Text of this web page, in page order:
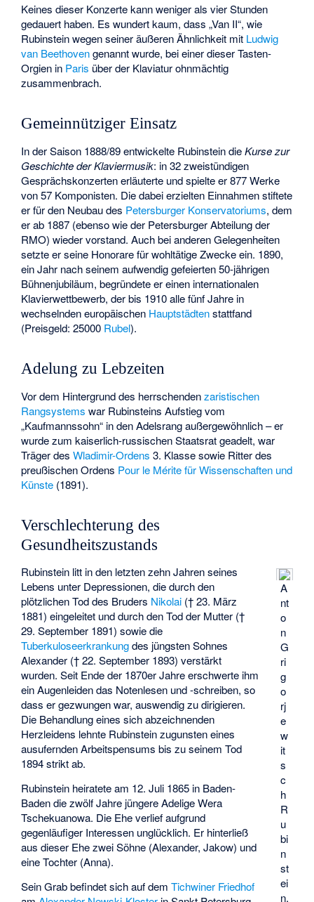
Keines dieser Konzerte kann weniger als vier Stunden
gedauert haben. Es wundert kaum, dass „Van II“, wie
Rubinstein wegen seiner äußeren Ähnlichkeit mit Ludwig
van Beethovengenannt wurde, bei einer dieser Tasten-
Orgien in Paris über der Klaviatur ohnmächtig
zusammenbrach.
Gemeinnütziger Einsatz
In der Saison 1888/89 entwickelte Rubinstein dieKurse zur
Geschichte der Klaviermusik: in 32 zweistündigen
Gesprächskonzerten erläuterte und spielte er 877 Werke
von 57 Komponisten. Die dabei erzielten Einnahmen stiftete
er für den Neubau des Petersburger Konservatoriums, dem
er ab 1887 (ebenso wie der Petersburger Abteilung der
RMO) wieder vorstand. Auch bei anderen Gelegenheiten
setzte er seine Honorare für wohltätige Zwecke ein. 1890,
ein Jahr nach seinem aufwendig gefeierten 50-jährigen
Bühnenjubiläum, begründete er einen internationalen
Klavierwettbewerb, der bis 1910 alle fünf Jahre in
wechselnden europäischen Hauptstädtenstattfand
(Preisgeld: 25000 Rubel).
Adelung zu Lebzeiten
Vor dem Hintergrund des herrschendenzaristischen
Rangsystems war Rubinsteins Aufstieg vom
„Kaufmannssohn“ in den Adelsrang außergewöhnlich – er
wurde zum kaiserlich-russischen Staatsrat geadelt, war
Träger desWladimir-Ordens 3. Klasse sowie Ritter des
preußischen Ordens Pour le Mérite für Wissenschaften und
Künste (1891).
Verschlechterung des
Gesundheitszustands
A
nt
o
n
G
ri
g
o
rj
e
w
it
s
c
h
R
u
bi
n
st
ei
n,
Rubinstein litt in den letzten zehn Jahren seines
Lebens unter Depressionen, die durch den
plötzlichen Tod des Bruders Nikolai († 23. März
1881) eingeleitet und durch den Tod der Mutter (†
29. September 1891) sowie die
Tuberkuloseerkrankungdes jüngsten Sohnes
Alexander († 22. September 1893) verstärkt
wurden. Seit Ende der 1870er Jahre erschwerte ihm
ein Augenleiden das Notenlesen und -schreiben, so
dass er gezwungen war, auswendig zu dirigieren.
Die Behandlung eines sich abzeichnenden
Herzleidens lehnte Rubinstein zugunsten eines
ausufernden Arbeitspensums bis zu seinem Tod
1894 strikt ab.
Rubinstein heiratete am 12. Juli 1865 in Baden-
Baden die zwölf Jahre jüngere AdeligeWera
Tschekuanowa. Die Ehe verlief aufgrund
gegenläufiger Interessen unglücklich. Er hinterließ
aus dieser Ehe zwei Söhne (Alexander, Jakow) und
eine Tochter (Anna).
Sein Grab befindet sich auf demTichwiner Friedhof